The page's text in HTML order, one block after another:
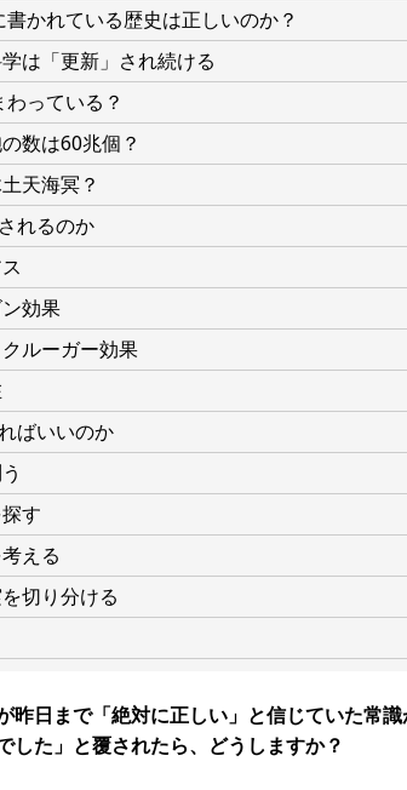
書かれている歴史は正しいのか？
は「更新」され続ける
わっている？
数は60兆個？
天海冥？
れるのか
効果
ルーガー効果
ばいいのか
す
える
切り分ける
昨日まで「絶対に正しい」と信じていた常
した」と覆されたら、どうしますか？